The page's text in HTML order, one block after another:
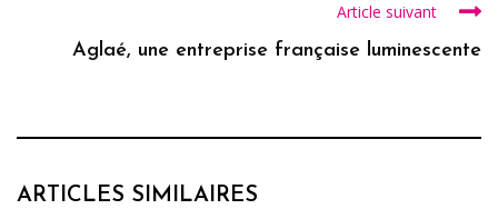
Article suivant
Aglaé, une entreprise française luminescente
ARTICLES SIMILAIRES